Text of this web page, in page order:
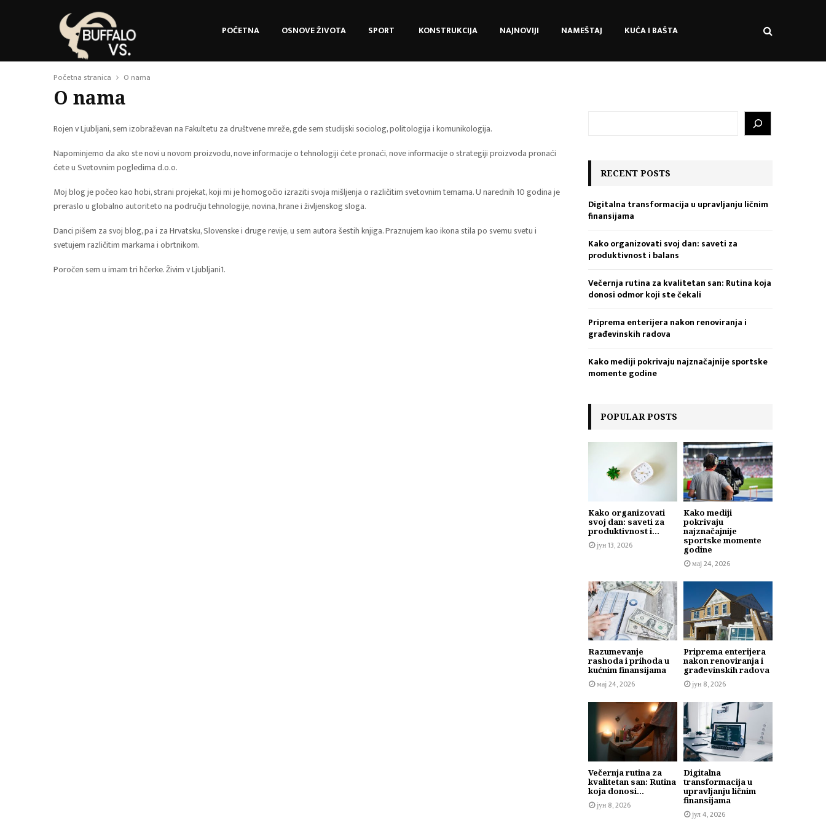
POČETNA OSNOVE ŽIVOTA SPORT ​ KONSTRUKCIJA NAJNOVIJI NAMEŠTAJ KUĆA I BAŠTA
Početna stranica O nama
O nama
Rojen v Ljubljani, sem izobraževan na Fakultetu za društvene mreže, gde sem studijski sociolog, politologija i komunikologija.
Napominjemo da ako ste novi u novom proizvodu, nove informacije o tehnologiji ćete pronaći, nove informacije o strategiji proizvoda pronaći
ćete u Svetovnim pogledima d.o.o.
Moj blog je počeo kao hobi, strani projekat, koji mi je homogočio izraziti svoja mišljenja o različitim svetovnim temama. U narednih 10 godina je
preraslo u globalno autoriteto na području tehnologije, novina, hrane i življenskog sloga.
Danci pišem za svoj blog, pa i za Hrvatsku, Slovenske i druge revije, u sem autora šestih knjiga. Praznujem kao ikona stila po svemu svetu i
svetujem različitim markama i obrtnikom.
Poročen sem u imam tri hčerke. Živim v Ljubljani​1​.
RECENT POSTS
Digitalna transformacija u upravljanju ličnim
finansijama
Kako organizovati svoj dan: saveti za
produktivnost i balans
Večernja rutina za kvalitetan san: Rutina koja
donosi odmor koji ste čekali
Priprema enterijera nakon renoviranja i
građevinskih radova
Kako mediji pokrivaju najznačajnije sportske
momente godine
POPULAR POSTS
Kako organizovati
svoj dan: saveti za
produktivnost i...
јун 13, 2026
Kako mediji
pokrivaju
najznačajnije
sportske momente
godine
мај 24, 2026
Razumevanje
rashoda i prihoda u
kućnim finansijama
мај 24, 2026
Priprema enterijera
nakon renoviranja i
građevinskih radova
јун 8, 2026
Večernja rutina za
kvalitetan san: Rutina
koja donosi...
јун 8, 2026
Digitalna
transformacija u
upravljanju ličnim
finansijama
јул 4, 2026